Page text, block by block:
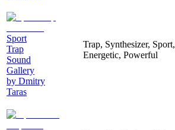
Sport
Trap
Sound
Gallery
by Dmitry
Taras
Trap, Synthesizer, Sport,
Energetic, Powerful